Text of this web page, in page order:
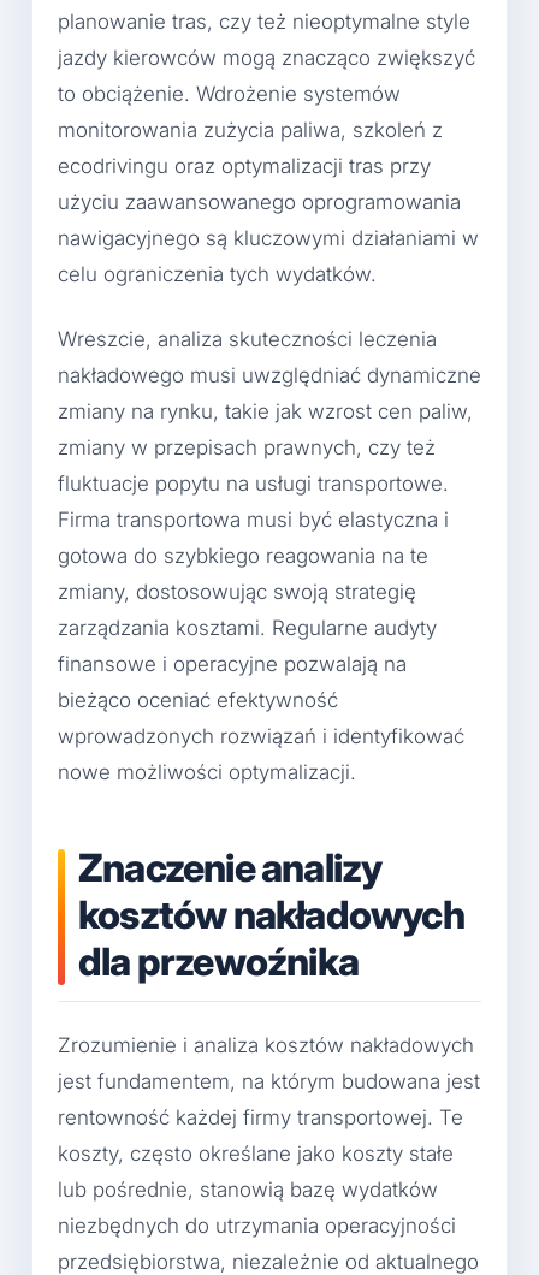
planowanie tras, czy też nieoptymalne style
jazdy kierowców mogą znacząco zwiększyć
to obciążenie. Wdrożenie systemów
monitorowania zużycia paliwa, szkoleń z
ecodrivingu oraz optymalizacji tras przy
użyciu zaawansowanego oprogramowania
nawigacyjnego są kluczowymi działaniami w
celu ograniczenia tych wydatków.
Wreszcie, analiza skuteczności leczenia
nakładowego musi uwzględniać dynamiczne
zmiany na rynku, takie jak wzrost cen paliw,
zmiany w przepisach prawnych, czy też
fluktuacje popytu na usługi transportowe.
Firma transportowa musi być elastyczna i
gotowa do szybkiego reagowania na te
zmiany, dostosowując swoją strategię
zarządzania kosztami. Regularne audyty
finansowe i operacyjne pozwalają na
bieżąco oceniać efektywność
wprowadzonych rozwiązań i identyfikować
nowe możliwości optymalizacji.
Znaczenie analizy
kosztów nakładowych
dla przewoźnika
Zrozumienie i analiza kosztów nakładowych
jest fundamentem, na którym budowana jest
rentowność każdej firmy transportowej. Te
koszty, często określane jako koszty stałe
lub pośrednie, stanowią bazę wydatków
niezbędnych do utrzymania operacyjności
przedsiębiorstwa, niezależnie od aktualnego